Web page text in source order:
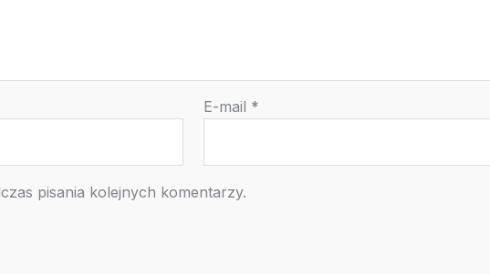
E-mail *
pisania kolejnych komentarzy.